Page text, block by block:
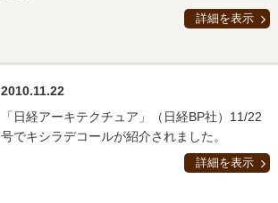
詳細を表示
2010.11.22
「日経アーキテクチュア」（日経BP社）11/22
号でキシラデコールが紹介されました。
詳細を表示